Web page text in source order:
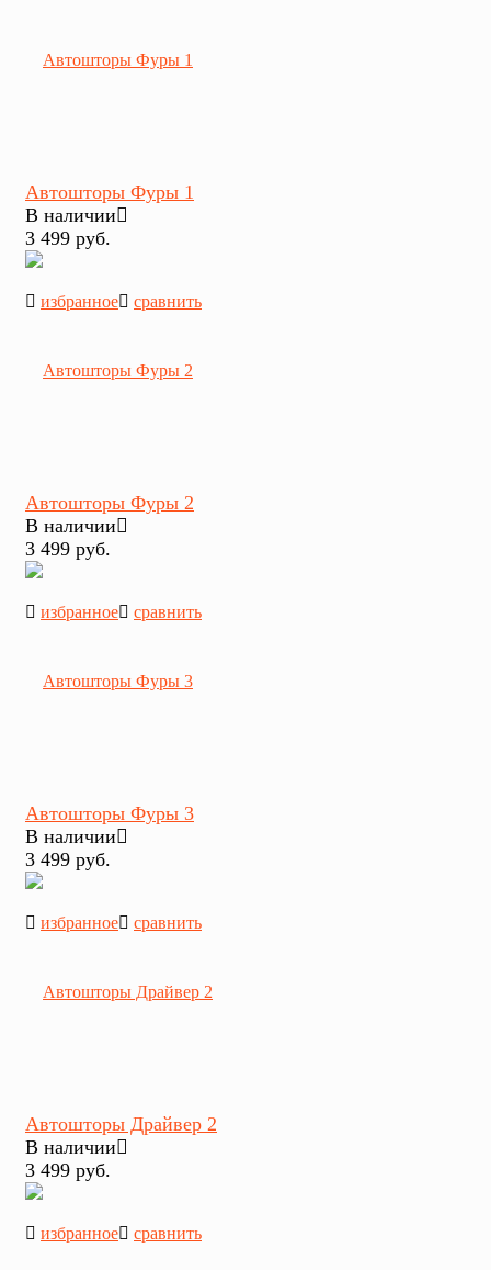
избранное сравнить
Автошторы Фуры 1
В наличии
3 499 руб.
избранное сравнить
Автошторы Фуры 2
В наличии
3 499 руб.
избранное сравнить
Автошторы Фуры 3
В наличии
3 499 руб.
избранное сравнить
Автошторы Драйвер 2
В наличии
3 499 руб.